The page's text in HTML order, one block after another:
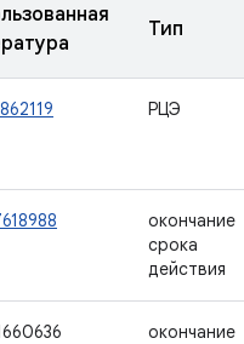
Тип
РЦЭ
окончание
срока
действия
окончание